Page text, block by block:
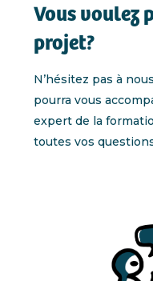
Vous voulez
projet?
N’hésitez pas à
pourra vous
expert de la
toutes vos